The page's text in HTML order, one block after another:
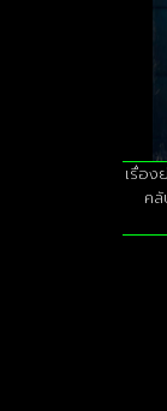
เรื่อ
ค